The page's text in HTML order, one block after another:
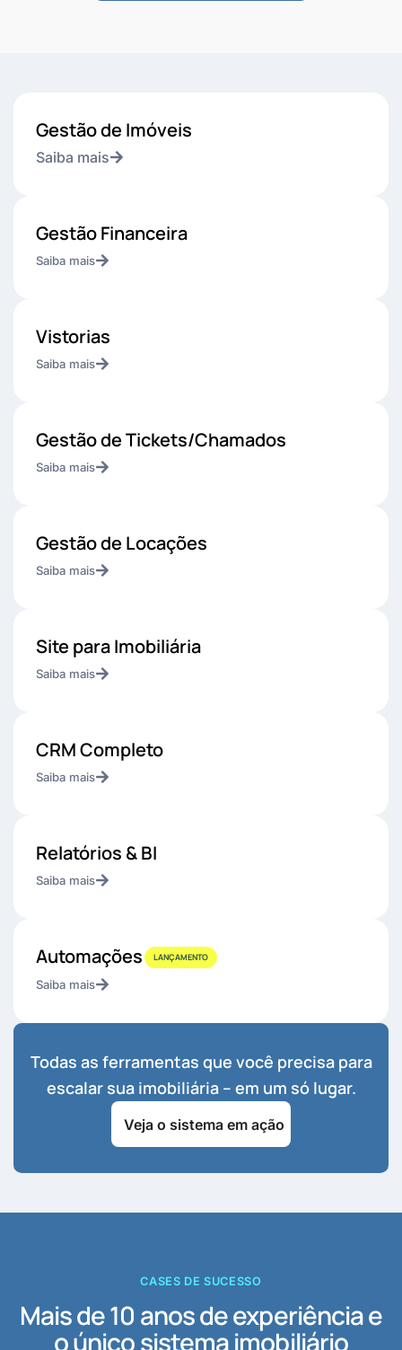
Gestão de Imóveis
Saiba mais
Gestão Financeira
Saiba mais
Vistorias
Saiba mais
Gestão de Tickets/Chamados
Saiba mais
Gestão de Locações
Saiba mais
Site para Imobiliária
Saiba mais
CRM Completo
Saiba mais
Relatórios & BI
Saiba mais
Automações LANÇAMENTO
Saiba mais
Todas as ferramentas que você precisa para
escalar sua imobiliária – em um só lugar.
Veja o sistema em ação
CASES DE SUCESSO
Mais de 10 anos de experiência e
o único sistema imobiliário